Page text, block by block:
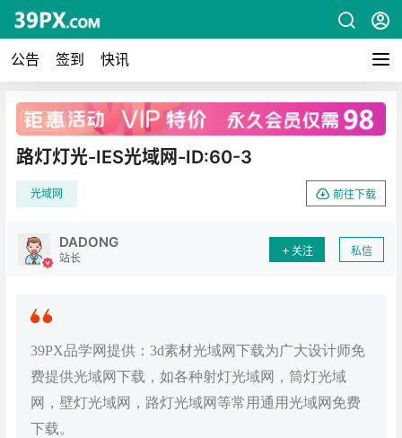
公告 签到 快讯
广告
路灯灯光-IES光域网-ID:60-3
光域网 前往下载
DADONG
站长
关注 私信
39PX品学网提供：3d素材光域网下载为广大设计师免
费提供光域网下载，如各种射灯光域网，筒灯光域
网，壁灯光域网，路灯光域网等常用通用光域网免费
下载。